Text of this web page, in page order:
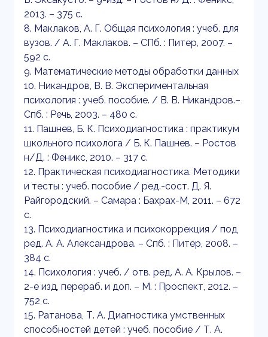
2013. – 375 с.
8. Маклаков, А. Г. Общая психология : учеб. для
вузов. / А. Г. Маклаков. – СПб. : Питер, 2007. –
592 с.
9. Математические методы обработки данных
10. Никандров, В. В. Экспериментальная
психология : учеб. пособие. / В. В. Никандров.–
Спб. : Речь, 2003. – 480 с.
11. Пашнев, Б. К. Психодиагностика : практикум
школьного психолога / Б. К. Пашнев. – Ростов
н/Д. : Феникс, 2010. – 317 с.
12. Практическая психодиагностика. Методики
и тесты : учеб. пособие / ред.-сост. Д. Я.
Райгородский. – Самара : Бахрах-М, 2011. – 672
с.
13. Психодиагностика и психокоррекция / под
ред. А. А. Александрова. – Спб. : Питер, 2008. –
384 с.
14. Психология : учеб. / отв. ред. А. А. Крылов. –
2-е изд, перераб. и доп. – М. : Проспект, 2012. –
752 с.
15. Ратанова, Т. А. Диагностика умственных
способностей детей : учеб. пособие / Т. А.